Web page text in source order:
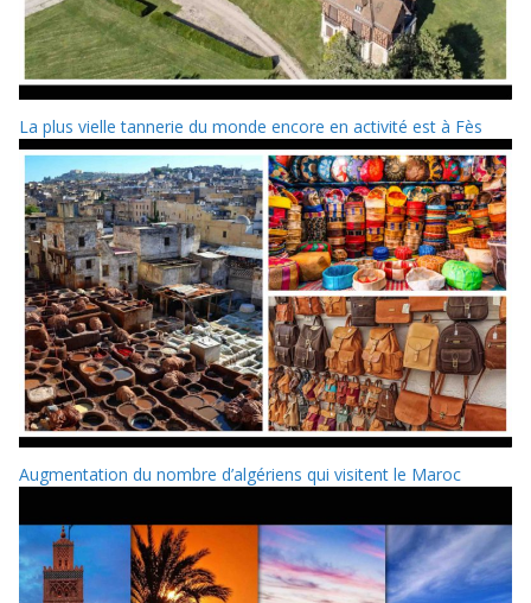
La plus vielle tannerie du monde encore en activité est à Fès
Augmentation du nombre d’algériens qui visitent le Maroc